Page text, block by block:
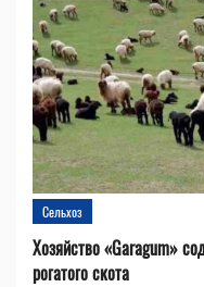
Сельхоз
Хозяйство «Garagum»
рогатого скота